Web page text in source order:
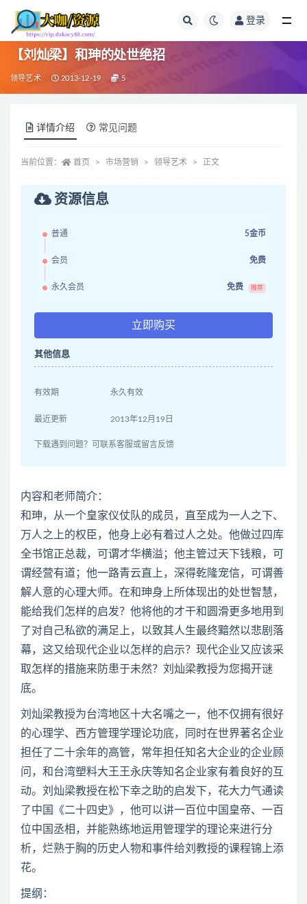
登录
【刘灿梁】和珅的处世绝招
领导艺术 2013-12-19 5
详情介绍 常见问题
当前位置： 首页 市场营销 领导艺术 正文
资源信息
普通 5金币
会员 免费
永久会员 免费 推荐
立即购买
其他信息
有效期 永久有效
最近更新 2013年12月19日
下载遇到问题？可联系客服或留言反馈
内容和老师简介：
和珅，从一个皇家仪仗队的成员，直至成为一人之下、
万人之上的权臣，他身上必有着过人之处。他做过四库
全书馆正总裁，可谓才华横溢；他主管过天下钱粮，可
谓经营有道；他一路青云直上，深得乾隆宠信，可谓善
解人意的心理大师。在和珅身上所体现出的处世智慧，
能给我们怎样的启发？他将他的才干和圆滑更多地用到
了对自己私欲的满足上，以致其人生最终黯然以悲剧落
幕，这又给现代企业以怎样的启示？现代企业又应该采
取怎样的措施来防患于未然？刘灿梁教授为您揭开谜
底。
刘灿梁教授为台湾地区十大名嘴之一，他不仅拥有很好
的心理学、西方管理学理论功底，同时在世界著名企业
担任了二十余年的高管，常年担任知名大企业的企业顾
问，和台湾塑料大王王永庆等知名企业家有着良好的互
动。刘灿梁教授在松下幸之助的启发下，花大力气通读
了中国《二十四史》，他可以讲一百位中国皇帝、一百
位中国丞相，并能熟练地运用管理学的理论来进行分
析，烂熟于胸的历史人物和事件给刘教授的课程锦上添
花。
提纲：
全部